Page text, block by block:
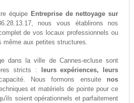
équipe Entreprise de nettoyage sur
nous vous établirons nos
de vos locaux professionnels ou
même aux petites structures.
dans la ville de Cannes-ecluse sont
stricts :
leurs expériences, leurs
Nous formons ensuite nos
et matériels de pointe pour ce
soient opérationnels et parfaitement